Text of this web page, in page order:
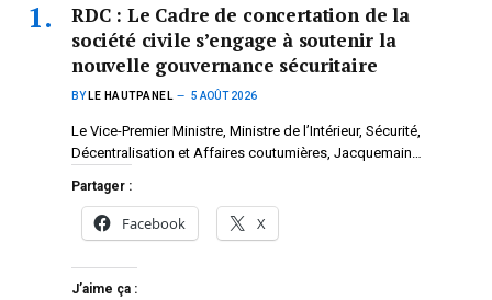
RDC : Le Cadre de concertation de la
société civile s’engage à soutenir la
nouvelle gouvernance sécuritaire
BY LE HAUTPANEL 5 AOÛT 2026
Le Vice-Premier Ministre, Ministre de l’Intérieur, Sécurité,
Décentralisation et Affaires coutumières, Jacquemain…
Partager :
Facebook X
J’aime ça :